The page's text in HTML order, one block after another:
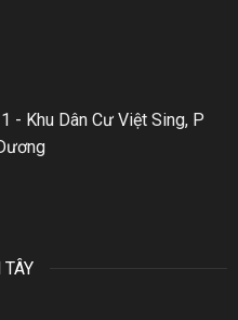
- Khu Dân Cư Việt Sing, P